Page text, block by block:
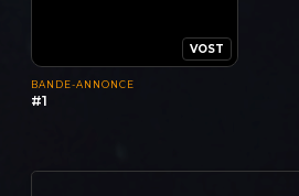
VOST
BANDE-ANNONCE
#1